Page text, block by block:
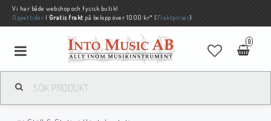
Vi har både webshop och fysisk butik!
Öppettider | Gratis frakt på belopp över 1000 kr* (Fraktpriser)
0